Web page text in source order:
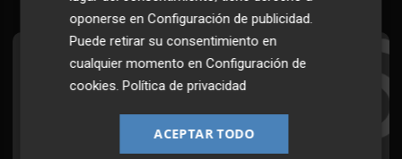
Suscríbete al Boletín
Todos los días a primera hora en tu email
¡Quiero suscribirme!
oponerse enConfiguración de publicidad.
Puede retirar su consentimiento en
cualquier momento enConfiguración de
cookies.Política de privacidad
ACEPTAR TODO